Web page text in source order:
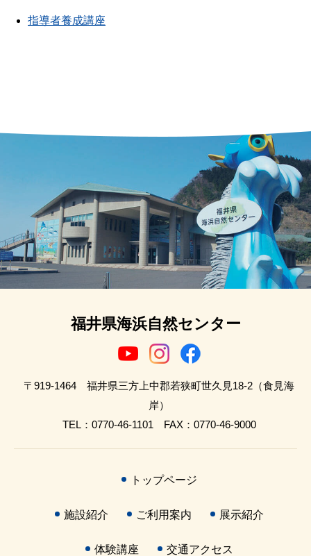
指導者養成講座
福井県海浜自然センター
〒919-1464 福井県三方上中郡若狭町世久見18-2（食見海
岸）
TEL：0770-46-1101 FAX：0770-46-9000
トップページ
施設紹介 ご利用案内 展示紹介
体験講座 交通アクセス